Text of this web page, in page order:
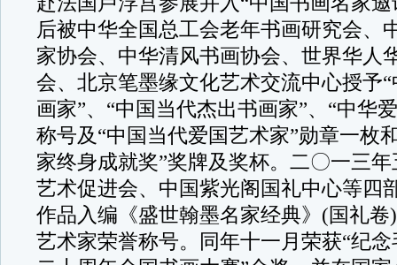
后被中华全国总工会老年书画研究会、
家协会、中华清风书画协会、世界华人
会、北京笔墨缘文化艺术交流中心授予
画家”、“中国当代杰出书画家”、“中华
称号及“中国当代爱国艺术家”勋章一枚
家终身成就奖”奖牌及奖杯。二〇一三
艺术促进会、中国紫光阁国礼中心等四
作品入编《盛世翰墨名家经典》(国礼
艺术家荣誉称号。同年十一月荣获“纪